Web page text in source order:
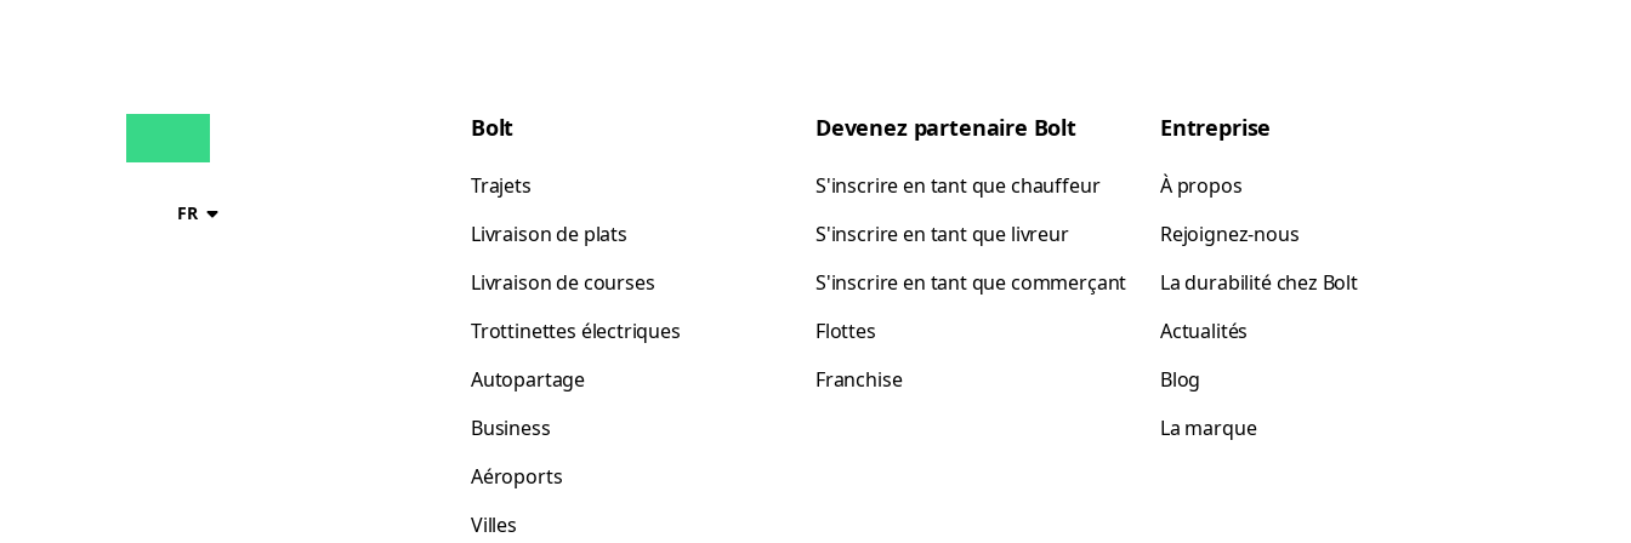
FR
Bolt
Trajets
Livraison de plats
Livraison de courses
Trottinettes électriques
Autopartage
Business
Aéroports
Villes
Devenez partenaire Bolt
S'inscrire en tant que chauffeur
S'inscrire en tant que livreur
S'inscrire en tant que commerçant
Flottes
Franchise
Entreprise
À propos
Rejoignez-nous
La durabilité chez Bolt
Actualités
Blog
La marque